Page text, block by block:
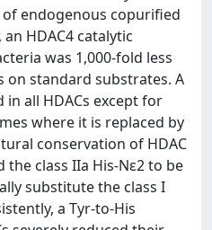
endogenous copurified
an HDAC4 catalytic
was 1,000-fold less
on standard substrates. A
in all HDACs except for
where it is replaced by
conservation of HDAC
class IIa His-Nε2 to be
substitute the class I
a Tyr-to-His